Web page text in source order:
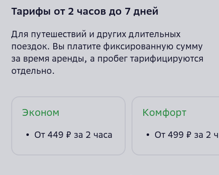
Тарифы от 2 часов до 7 дней
Для путешествий и других длительных
поездок. Вы платите фиксированную сумму
за время аренды, а пробег тарифицируются
отдельно.
Эконом
От 449 ₽ за 2 часа
Комфорт
От 499 ₽ за 2